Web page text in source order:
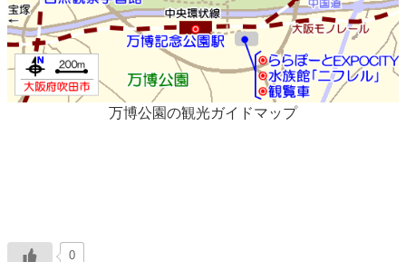
万博公園の観光ガイドマップ
0